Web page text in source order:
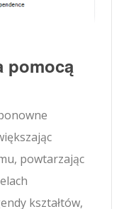
pomocą
powtarzając
kształtów,